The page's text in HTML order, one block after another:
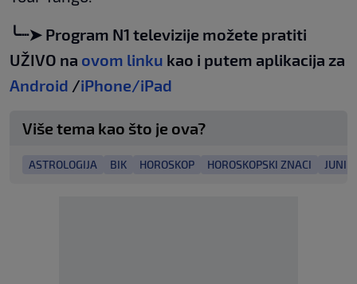
╰┈➤ Program N1 televizije možete pratiti
UŽIVO na ovom linku kao i putem aplikacija za
Android /iPhone/iPad
Više tema kao što je ova?
ASTROLOGIJA BIK HOROSKOP HOROSKOPSKI ZNACI JUNI